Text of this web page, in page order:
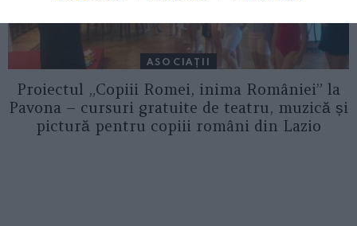
ASOCIAŢII
Proiectul „Copiii Romei, inima României” la
Pavona – cursuri gratuite de teatru, muzică și
pictură pentru copiii români din Lazio